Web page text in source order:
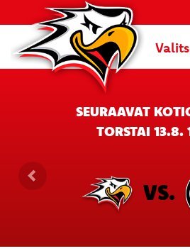
SEURAAVAT
TORSTAI 13.8.
VS.